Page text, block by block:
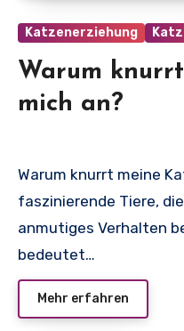
Katzenerziehung
Warum
mich an?
Warum knurrt meine Katze mich an? Katzen sind
faszinierende Tiere,
anmutiges Verhalten
bedeutet…
Mehr erfahren